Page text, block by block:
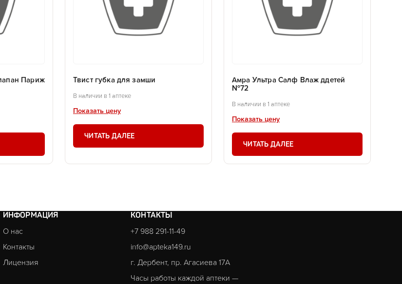
Париж
Твист губка для замши
В наличии в 1 аптеке
Показать цену
ЧИТАТЬ ДАЛЕЕ
Амра Ультра Салф Влаж ддетей
№72
В наличии в 1 аптеке
Показать цену
ЧИТАТЬ ДАЛЕЕ
ИНФОРМАЦИЯ
О нас
Контакты
Лицензия
КОНТАКТЫ
+7 988 291-11-49
info@apteka149.ru
г. Дербент, пр. Агасиева 17А
Часы работы каждой аптеки —